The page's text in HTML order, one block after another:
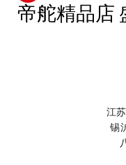
帝舵精品店
江
锡